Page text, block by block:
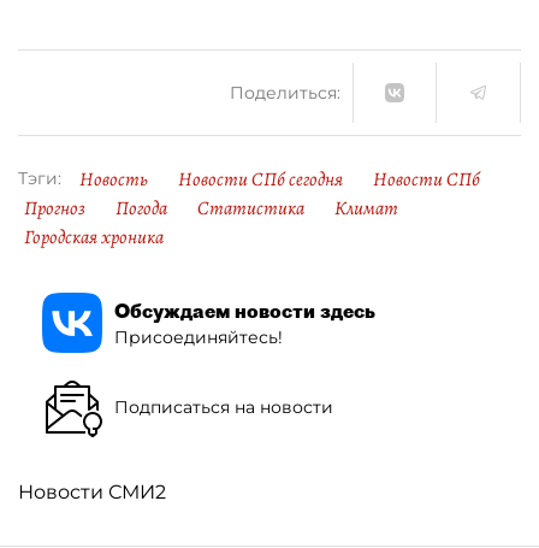
Поделиться:
Тэги: Новость Новости СПб сегодня
Новости СПб
Прогноз
Погода Статистика
Климат
Городская хроника
Обсуждаем новости здесь
Присоединяйтесь!
Подписаться на новости
Новости СМИ2